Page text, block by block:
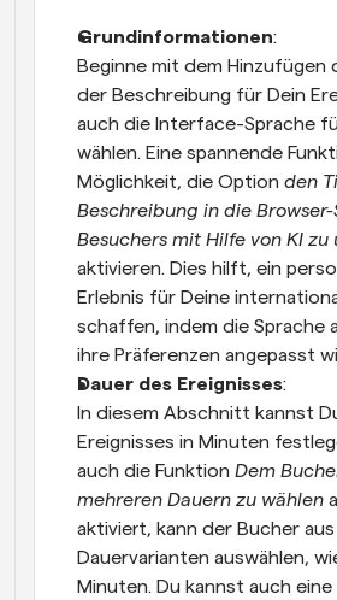
Grundinformationen:
Beginne mit dem Hinzufügen
der Beschreibung für Dein
auch die Interface-Sprache
wählen. Eine spannende
Möglichkeit, die Option den
Beschreibung in die
Besuchers mit Hilfe von KI zu
aktivieren. Dies hilft, ein
Erlebnis für Deine
schaffen, indem die Sprache
ihre Präferenzen angepasst
Dauer des Ereignisses:
In diesem Abschnitt kannst
Ereignisses in Minuten
auch die Funktion Dem
mehreren Dauern zu wählen
aktiviert, kann der Bucher
Dauervarianten auswählen,
Minuten. Du kannst auch